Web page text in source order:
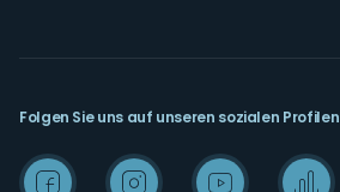
Folgen Sie uns auf unseren sozialen Profilen